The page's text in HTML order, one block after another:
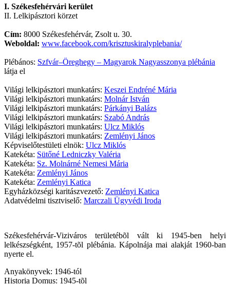
I. Székesfehérvári kerület
II. Lelkipásztori körzet
Cím: 8000 Székesfehérvár, Zsolt u. 30.
Weboldal: www.facebook.com/krisztuskiralyplebania/
Plébános: Szfvár–Öreghegy – Magyarok Nagyasszonya plébánia
látja el
Világi lelkipásztori munkatárs: Keszei Endréné Mária
Világi lelkipásztori munkatárs: Molnár István
Világi lelkipásztori munkatárs: Párkányi Balázs
Világi lelkipásztori munkatárs: Szabó András
Világi lelkipásztori munkatárs: Ulcz Miklós
Világi lelkipásztori munkatárs: Zemlényi János
Képviselőtestületi elnök: Ulcz Miklós
Katekéta: Sütőné Ledniczky Valéria
Katekéta: Sz. Molnárné Nemesi Mária
Katekéta: Zemlényi János
Katekéta: Zemlényi Katica
Egyházközségi karitászvezető: Zemlényi Katica
Adatvédelmi tisztviselő: Marczali Ügyvédi Iroda
Székesfehérvár-Viziváros területébõl vált ki 1945-ben helyi
lelkészségként, 1957-tõl plébánia. Kápolnája mai alakját 1960-ban
nyerte el.
Anyakönyvek: 1946-tól
Historia Domus: 1945-tõl